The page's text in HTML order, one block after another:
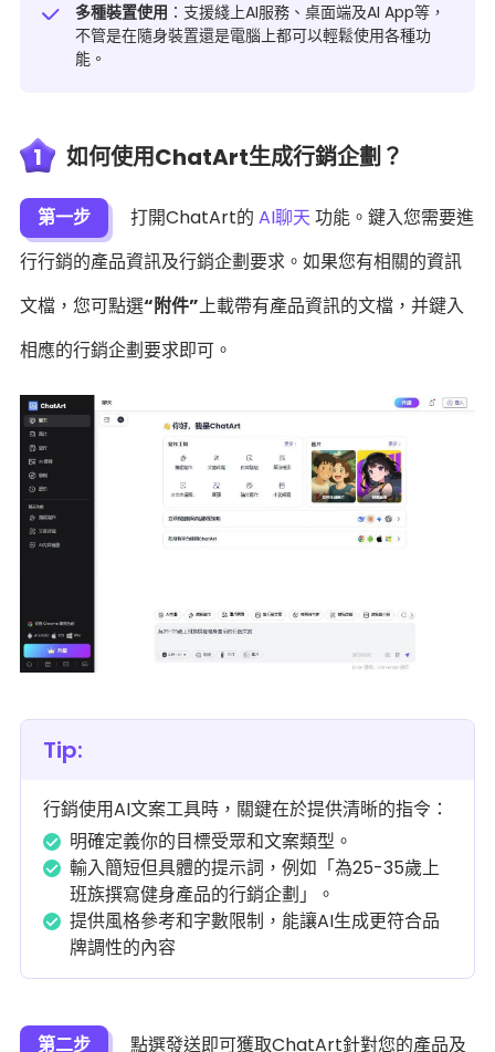
多種裝置使用 ：支援綫上AI服務、桌面端及AI App等，
不管是在隨身裝置還是電腦上都可以輕鬆使用各種功
能。
1 如何使用ChatArt生成行銷企劃？
第一步 打開ChatArt的 AI聊天功能。鍵入您需要進
行行銷的產品資訊及行銷企劃要求。如果您有相關的資訊
文檔，您可點選“附件”上載帶有產品資訊的文檔，并鍵入
相應的行銷企劃要求即可。
Tip:
行銷使用AI文案工具時，關鍵在於提供清晰的指令：
明確定義你的目標受眾和文案類型。
輸入簡短但具體的提示詞，例如「為25-35歲上
班族撰寫健身產品的行銷企劃」。
提供風格參考和字數限制，能讓AI生成更符合品
牌調性的內容
第二步 點選發送即可獲取ChatArt針對您的產品及